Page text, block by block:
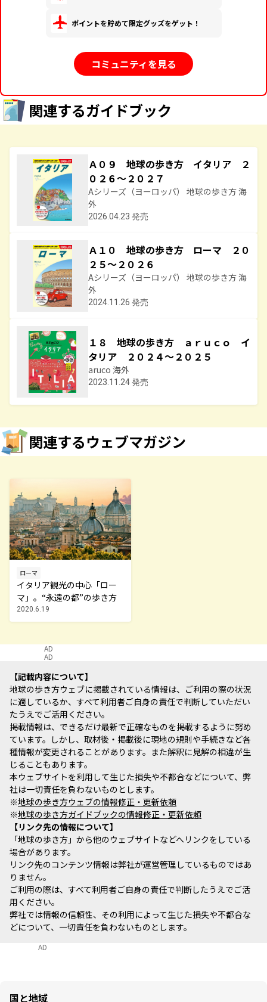
ポイントを貯めて限定グッズをゲット！
コミュニティを見る
関連するガイドブック
Ａ０９ 地球の歩き方 イタリア ２
０２６～２０２７
Aシリーズ（ヨーロッパ） 地球の歩き方 海
外
2026.04.23 発売
Ａ１０ 地球の歩き方 ローマ ２０
２５～２０２６
Aシリーズ（ヨーロッパ） 地球の歩き方 海
外
2024.11.26 発売
１８ 地球の歩き方 ａｒｕｃｏ イ
タリア ２０２４～２０２５
aruco 海外
2023.11.24 発売
関連するウェブマガジン
ローマ
イタリア観光の中心「ロー
マ」。“永遠の都”の歩き方
2020.6.19
AD
AD
記載内容について
地球の歩き方ウェブに掲載されている情報は、ご利用の際の状況
に適しているか、すべて利用者ご自身の責任で判断していただい
たうえでご活用ください。
掲載情報は、できるだけ最新で正確なものを掲載するように努め
ています。しかし、取材後・掲載後に現地の規則や手続きなど各
種情報が変更されることがあります。また解釈に見解の相違が生
じることもあります。
本ウェブサイトを利用して生じた損失や不都合などについて、弊
社は一切責任を負わないものとします。
※地球の歩き方ウェブの情報修正・更新依頼
※地球の歩き方ガイドブックの情報修正・更新依頼
リンク先の情報について
「地球の歩き方」から他のウェブサイトなどへリンクをしている
場合があります。
リンク先のコンテンツ情報は弊社が運営管理しているものではあ
りません。
ご利用の際は、すべて利用者ご自身の責任で判断したうえでご活
用ください。
弊社では情報の信頼性、その利用によって生じた損失や不都合な
どについて、一切責任を負わないものとします。
AD
国と地域